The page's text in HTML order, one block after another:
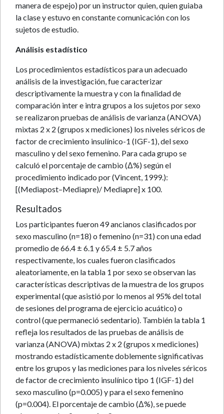
manera de espejo) por un instructor quien, quien guiaba
la clase y estuvo en constante comunicación con los
sujetos de estudio.
Análisis estadístico
Los procedimientos estadísticos para un adecuado
análisis de la investigación, fue caracterizar
descriptivamente la muestra y con la finalidad de
comparación inter e intra grupos a los sujetos por sexo
se realizaron pruebas de análisis de varianza (ANOVA)
mixtas 2 x 2 (grupos x mediciones) los niveles séricos de
factor de crecimiento insulínico-1 (IGF-1), del sexo
masculino y del sexo femenino. Para cada grupo se
calculó el porcentaje de cambio (Δ%) según el
procedimiento indicado por (Vincent, 1999.):
[(Mediapost–Mediapre)/ Mediapre] x 100.
Resultados
Los participantes fueron 49 ancianos clasificados por
sexo masculino (n=18) o femenino (n=31) con una edad
promedio de 66.4 ± 6.1 y 65.4 ± 5.7 años
respectivamente, los cuales fueron clasificados
aleatoriamente, en la tabla 1 por sexo se observan las
características descriptivas de la muestra de los grupos
experimental (que asistió por lo menos al 95% del total
de sesiones del programa de ejercicio acuático) o
control (que permaneció sedentario). También la tabla 1
refleja los resultados de las pruebas de análisis de
varianza (ANOVA) mixtas 2 x 2 (grupos x mediciones)
mostrando estadísticamente doblemente significativas
entre los grupos y las mediciones para los niveles séricos
de factor de crecimiento insulínico tipo 1 (IGF-1) del
sexo masculino (p=0.005) y para el sexo femenino
(p=0.004). El porcentaje de cambio (Δ%), se puede